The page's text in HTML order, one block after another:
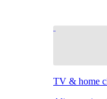
TV & home